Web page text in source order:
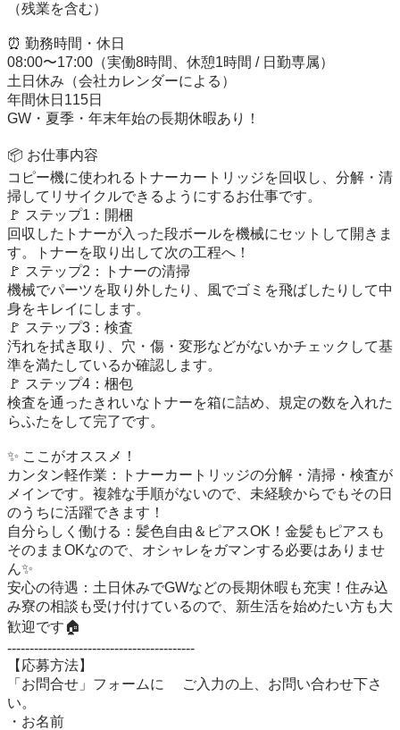
（残業を含む）
⏰ 勤務時間・休日
08:00〜17:00（実働8時間、休憩1時間 / 日勤専属）
土日休み（会社カレンダーによる）
年間休日115日
GW・夏季・年末年始の長期休暇あり！
📦 お仕事内容
コピー機に使われるトナーカートリッジを回収し、分解・清
掃してリサイクルできるようにするお仕事です。
🚩 ステップ1：開梱
回収したトナーが入った段ボールを機械にセットして開きま
す。トナーを取り出して次の工程へ！
🚩 ステップ2：トナーの清掃
機械でパーツを取り外したり、風でゴミを飛ばしたりして中
身をキレイにします。
🚩 ステップ3：検査
汚れを拭き取り、穴・傷・変形などがないかチェックして基
準を満たしているか確認します。
🚩 ステップ4：梱包
検査を通ったきれいなトナーを箱に詰め、規定の数を入れた
らふたをして完了です。
✨ ここがオススメ！
カンタン軽作業：トナーカートリッジの分解・清掃・検査が
メインです。複雑な手順がないので、未経験からでもその日
のうちに活躍できます！
自分らしく働ける：髪色自由＆ピアスOK！金髪もピアスも
そのままOKなので、オシャレをガマンする必要はありませ
ん✨
安心の待遇：土日休みでGWなどの長期休暇も充実！住み込
み寮の相談も受け付けているので、新生活を始めたい方も大
歓迎です🏠
------------------------------------------
【応募方法】
「お問合せ」フォームに 　ご入力の上、お問い合わせ下さ
い。
・お名前